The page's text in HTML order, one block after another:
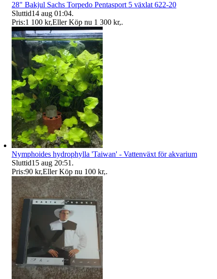
28" Bakjul Sachs Torpedo Pentasport 5 växlat 622-20
Sluttid14 aug 01:04.
Pris:1 100 kr,Eller Köp nu 1 300 kr,.
Nymphoides hydrophylla 'Taiwan' - Vattenväxt för akvarium
Sluttid15 aug 20:51 .
Pris:90 kr,Eller Köp nu 100 kr,.